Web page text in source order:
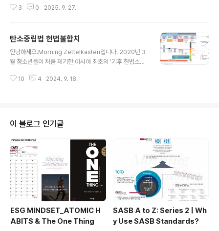
등 → 수출 기업에 직접적 규제 부담➡️ 이번 논..
니다. 이번 자리는 단순히 수치 하나를 정하는 행사가 아니
35년 NDC인가? 이미 2024년 지구 평균 온도는 산업화
이전 대비 1.5℃를 돌파했습니다. 우리나라도 예외는 아닙
니다. 영남 산불, 극한 폭우, 폭염, 강릉 가뭄 등 갈수록 심화
기 중 이산화탄소 농도는 매년 3ppm씩 상승하고 있으며,
3 0 2025. 9. 27.
탄소중립법 헌법불합치
안녕하세요.Morning Zettelkasten입니다. 2020년 3
월 청소년들이 처음 제기한 아시아 최초의 '기후 헌법소원'
다는 판결이 선고되었습니다. 이번 헌법불합치 판결은 국
년까지 국가 온실가스 배출량을 2018년 대비 35% 이상
의 범위에서 감축할 것을 목표로 하고 있으나, 2031년부
터 2049년까지 국가 온실가스 감축 목표를 세우지 않은
것이 과소보호금지원칙과 법률유보원칙을 위반했기 때문
에 내린 결정입니다. 이번 결정에 따라 정부와 국회는 202
6년 2월 28일까지 2..
10 4 2024. 9. 18.
이 블로그 인기글
ESG MINDSET_ATOMIC H
ABITS & The One Thing
SASB A to Z: Series 2 | Wh
y Use SASB Standards?